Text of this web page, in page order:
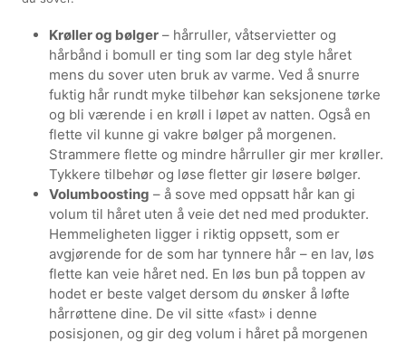
Krøller og bølger – hårruller, våtservietter og
hårbånd i bomull er ting som lar deg style håret
mens du sover uten bruk av varme. Ved å snurre
fuktig hår rundt myke tilbehør kan seksjonene tørke
og bli værende i en krøll i løpet av natten. Også en
flette vil kunne gi vakre bølger på morgenen.
Strammere flette og mindre hårruller gir mer krøller.
Tykkere tilbehør og løse fletter gir løsere bølger.
Volumboosting – å sove med oppsatt hår kan gi
volum til håret uten å veie det ned med produkter.
Hemmeligheten ligger i riktig oppsett, som er
avgjørende for de som har tynnere hår – en lav, løs
flette kan veie håret ned. En løs bun på toppen av
hodet er beste valget dersom du ønsker å løfte
hårrøttene dine. De vil sitte «fast» i denne
posisjonen, og gir deg volum i håret på morgenen